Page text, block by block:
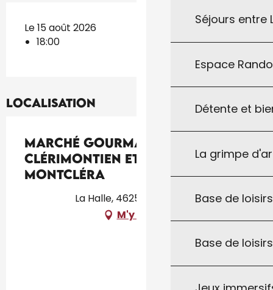
Séjours entre
Espace
Détente et
La grimpe
Base de
Base de
Le 15 août 2026
18:00
Localisation
Marché gourmand
Clérimontien et spectacle à
Montcléra
La Halle, 46250 Montcléra
M'y rendre